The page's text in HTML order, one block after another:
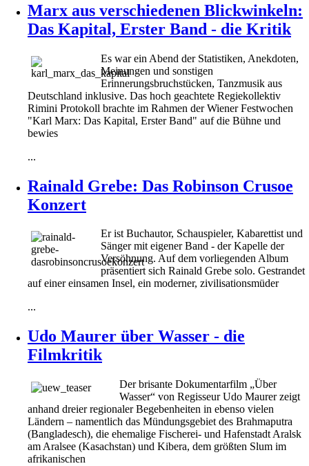
Marx aus verschiedenen Blickwinkeln:
Das Kapital, Erster Band - die Kritik
Es war ein Abend der Statistiken, Anekdoten,
Meinungen und sonstigen
Erinnerungsbruchstücken, Tanzmusik aus
Deutschland inklusive. Das hoch geachtete Regiekollektiv
Rimini Protokoll brachte im Rahmen der Wiener Festwochen
"Karl Marx: Das Kapital, Erster Band" auf die Bühne und
bewies
...
Rainald Grebe: Das Robinson Crusoe
Konzert
Er ist Buchautor, Schauspieler, Kabarettist und
Sänger mit eigener Band - der Kapelle der
Versöhnung. Auf dem vorliegenden Album
präsentiert sich Rainald Grebe solo. Gestrandet
auf einer einsamen Insel, ein moderner, zivilisationsmüder
...
Udo Maurer über Wasser - die
Filmkritik
Der brisante Dokumentarfilm „Über
Wasser“ von Regisseur Udo Maurer zeigt
anhand dreier regionaler Begebenheiten in ebenso vielen
Ländern – namentlich das Mündungsgebiet des Brahmaputra
(Bangladesch), die ehemalige Fischerei- und Hafenstadt Aralsk
am Aralsee (Kasachstan) und Kibera, dem größten Slum im
afrikanischen